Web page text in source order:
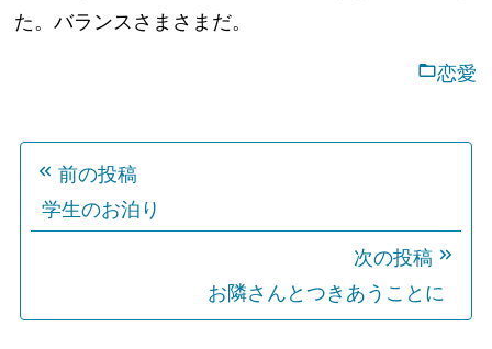
た。バランスさまさまだ。
恋愛
投
ナ
ー
前の投稿
学生のお泊り
次の投稿
お隣さんとつきあうことに